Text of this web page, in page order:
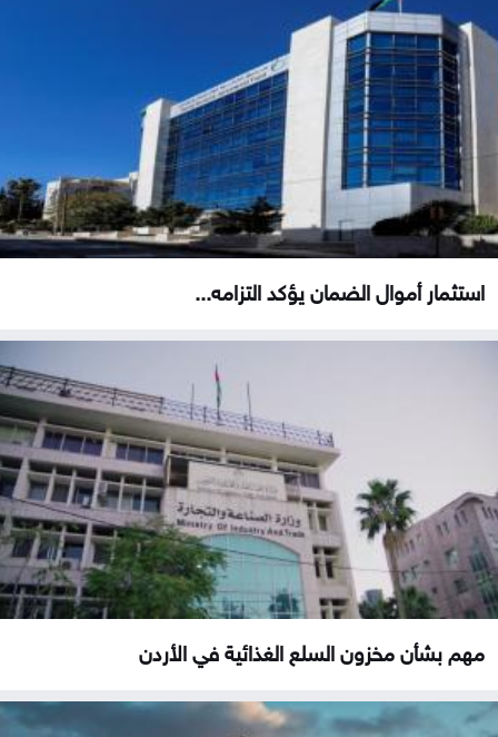
استثمار أموال الضمان يؤكد التزامه...
مهم بشأن مخزون السلع الغذائية في الأردن